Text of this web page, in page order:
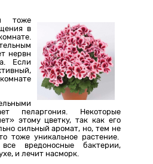
тоже
в
нервн
Если
пеларгония. Некоторые
этому цветку, так как его
сильный аромат, но, тем не
тоже уникальное растение.
вредоносные бактерии,
и лечит насморк.